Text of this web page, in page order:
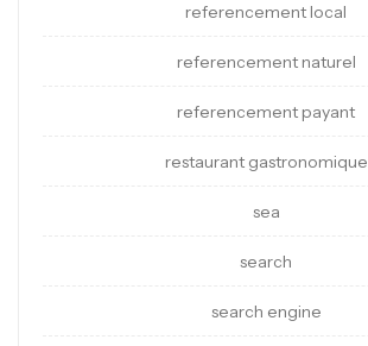
referencement local
referencement naturel
referencement payant
restaurant gastronomique
sea
search
search engine